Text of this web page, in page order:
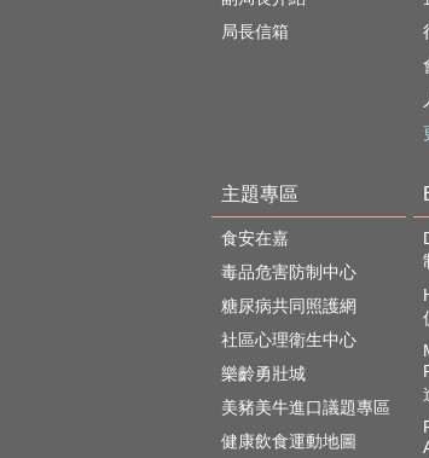
局長信箱
主題專區
食安在嘉
毒品危害防制中心
糖尿病共同照護網
社區心理衛生中心
樂齡勇壯城
美豬美牛進口議題專區
健康飲食運動地圖